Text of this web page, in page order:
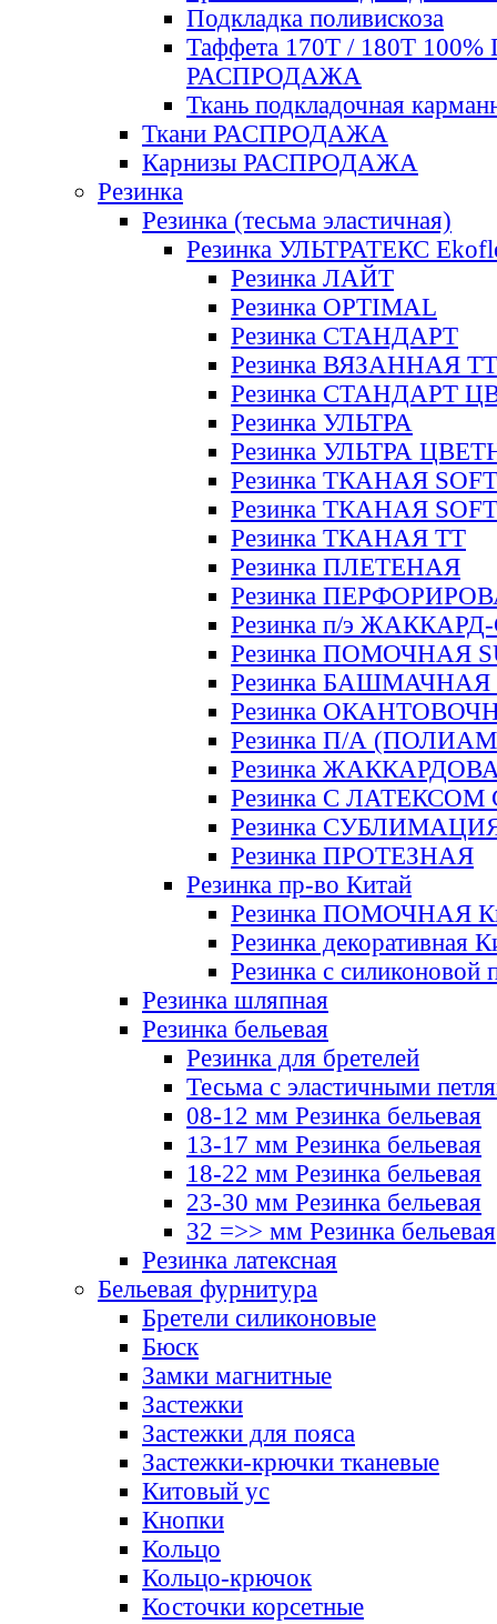
Подкладка поливискоза
Таффета 170Т / 180Т 100%
РАСПРОДАЖА
Ткань подкладочная
Ткани РАСПРОДАЖА
Карнизы РАСПРОДАЖА
Резинка
Резинка (тесьма эластичная)
Резинка УЛЬТРАТЕКС
Резинка ЛАЙТ
Резинка OPTIMAL
Резинка СТАНДАРТ
Резинка ВЯЗАННАЯ ТТ
Резинка СТАНДАРТ
Резинка УЛЬТРА
Резинка УЛЬТРА
Резинка ТКАНАЯ SOFT
Резинка ТКАНАЯ
Резинка ТКАНАЯ ТТ
Резинка ПЛЕТЕНАЯ
Резинка
Резинка п/э
Резинка ПОМОЧНАЯ
Резинка БАШМАЧНАЯ
Резинка
Резинка П/А
Резинка
Резинка С ЛАТЕКСОМ
Резинка
Резинка ПРОТЕЗНАЯ
Резинка пр-во Китай
Резинка ПОМОЧНАЯ
Резинка декоративная
Резинка с силиконовой
Резинка шляпная
Резинка бельевая
Резинка для бретелей
Тесьма с эластичными
08-12 мм Резинка бельевая
13-17 мм Резинка бельевая
18-22 мм Резинка бельевая
23-30 мм Резинка бельевая
32 =>> мм Резинка бельевая
Резинка латексная
Бельевая фурнитура
Бретели силиконовые
Бюск
Замки магнитные
Застежки
Застежки для пояса
Застежки-крючки тканевые
Китовый ус
Кнопки
Кольцо
Кольцо-крючок
Косточки корсетные